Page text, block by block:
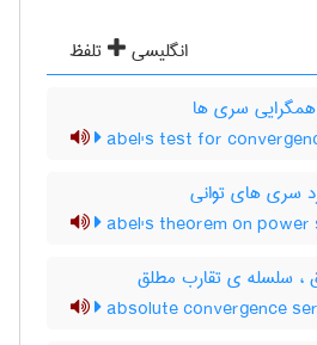
انگلیسی
تلفظ
سری ها
abel's test for
سری های توانی
abel's theorem on power
سلسله ی تقارب مطلق
absolute convergence